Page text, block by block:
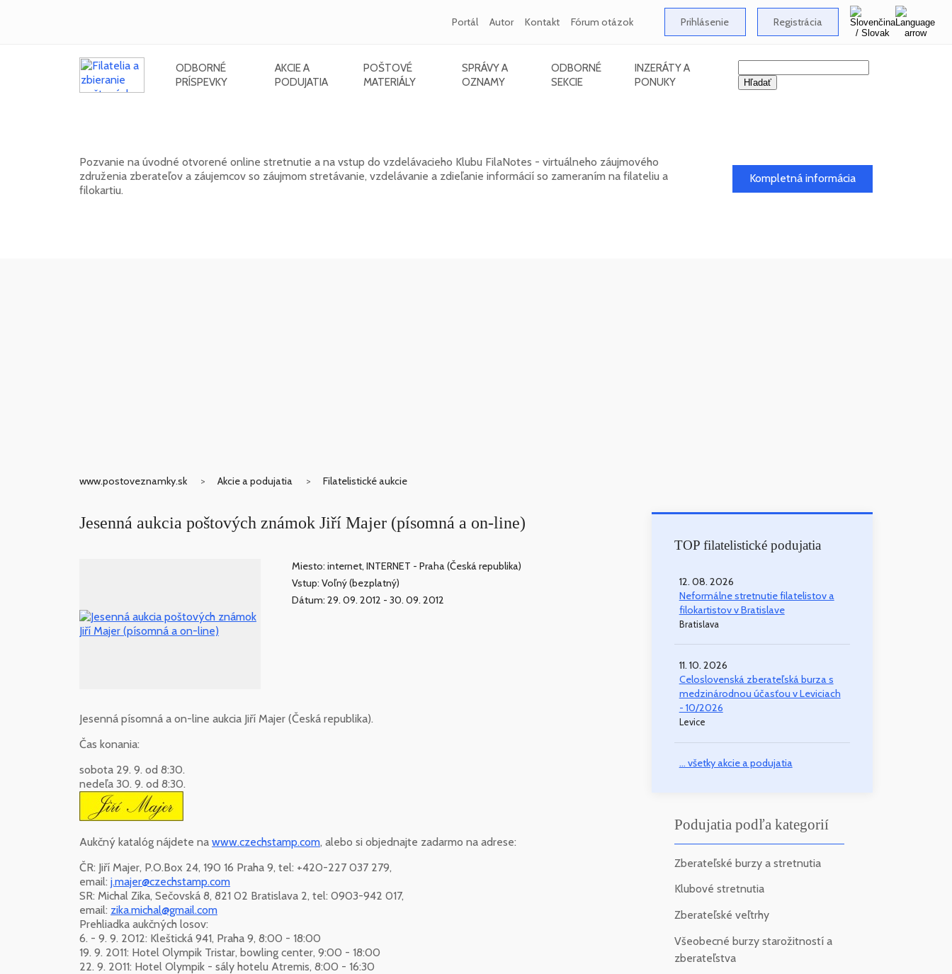
Portál Autor Kontakt Fórum otázok Prihlásenie Registrácia
ODBORNÉ
PRÍSPEVKY
AKCIE A
PODUJATIA
POŠTOVÉ
MATERIÁLY
SPRÁVY A
OZNAMY
ODBORNÉ
SEKCIE
INZERÁTY A
PONUKY
Pozvanie na úvodné otvorené online stretnutie a na vstup do vzdelávacieho Klubu FilaNotes - virtuálneho záujmového
združenia zberateľov a záujemcov so záujmom stretávanie, vzdelávanie a zdieľanie informácií so zameraním na filateliu a
filokartiu.
Kompletná informácia
www.postoveznamky.sk Akcie a podujatia Filatelistické aukcie
Jesenná aukcia poštových známok Jiří Majer (písomná a on-line)
Miesto: internet, INTERNET - Praha (Česká republika)
Vstup: Voľný (bezplatný)
Dátum: 29. 09. 2012 - 30. 09. 2012
Jesenná písomná a on-line aukcia Jiří Majer (Česká republika).
Čas konania:
sobota 29. 9. od 8:30.
nedeľa 30. 9. od 8:30.
Aukčný katalóg nájdete na www.czechstamp.com, alebo si objednajte zadarmo na adrese:
ČR: Jiří Majer, P.O.Box 24, 190 16 Praha 9, tel: +420-227 037 279,
email: j.majer@czechstamp.com
SR: Michal Zika, Sečovská 8, 821 02 Bratislava 2, tel: 0903-942 017,
email: zika.michal@gmail.com
Prehliadka aukčných losov:
6. - 9. 9. 2012: Kleštická 941, Praha 9, 8:00 - 18:00
19. 9. 2011: Hotel Olympik Tristar, bowling center, 9:00 - 18:00
22. 9. 2011: Hotel Olympik - sály hotelu Atremis, 8:00 - 16:30
TOP filatelistické podujatia
12. 08. 2026
Neformálne stretnutie filatelistov a
filokartistov v Bratislave
Bratislava
11. 10. 2026
Celoslovenská zberateľská burza s
medzinárodnou účasťou v Leviciach
- 10/2026
Levice
... všetky akcie a podujatia
Podujatia podľa kategorií
Zberateľské burzy a stretnutia
Klubové stretnutia
Zberateľské veľtrhy
Všeobecné burzy starožitností a
zberateľstva